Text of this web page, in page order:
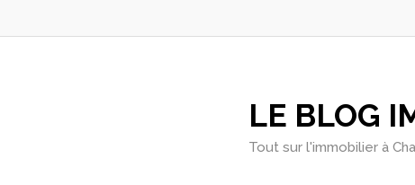
LE BLOG
Tout sur l'immobilier à